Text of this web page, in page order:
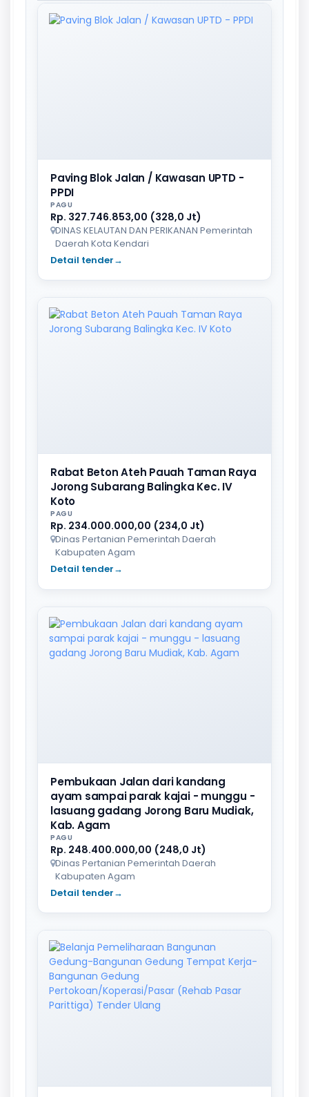
Paving Blok Jalan / Kawasan UPTD -
PPDI
PAGU
Rp. 327.746.853,00 (328,0 Jt)
DINAS KELAUTAN DAN PERIKANAN Pemerintah
Daerah Kota Kendari
Detail tender→
Rabat Beton Ateh Pauah Taman Raya
Jorong Subarang Balingka Kec. IV
Koto
PAGU
Rp. 234.000.000,00 (234,0 Jt)
Dinas Pertanian Pemerintah Daerah
Kabupaten Agam
Detail tender→
Pembukaan Jalan dari kandang
ayam sampai parak kajai - munggu -
lasuang gadang Jorong Baru Mudiak,
Kab. Agam
PAGU
Rp. 248.400.000,00 (248,0 Jt)
Dinas Pertanian Pemerintah Daerah
Kabupaten Agam
Detail tender→